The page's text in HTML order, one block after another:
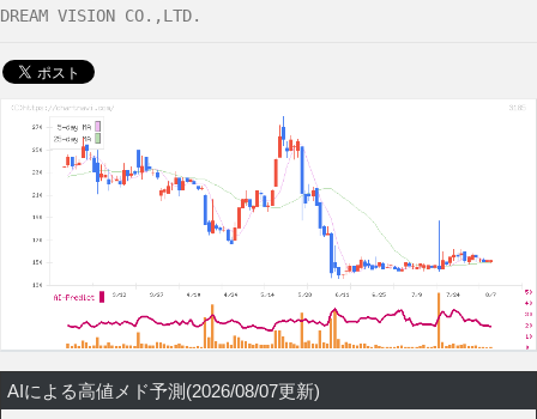
DREAM VISION CO.,LTD.
AIによる高値メド予測(2026/08/07更新)